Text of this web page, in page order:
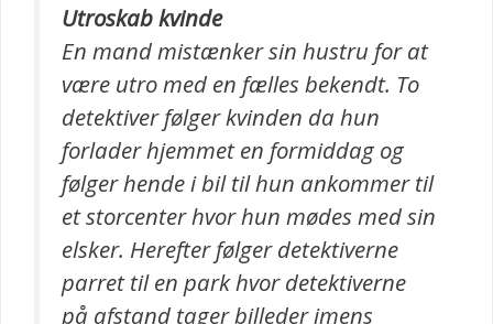
Utroskab kvinde
En mand mistænker sin hustru for at
være utro med en fælles bekendt. To
detektiver følger kvinden da hun
forlader hjemmet en formiddag og
følger hende i bil til hun ankommer til
et storcenter hvor hun mødes med sin
elsker. Herefter følger detektiverne
parret til en park hvor detektiverne
på afstand tager billeder imens